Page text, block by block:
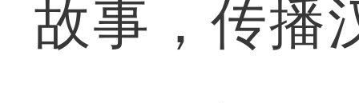
故事，传播